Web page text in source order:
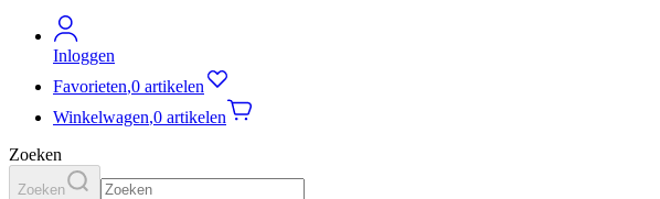
Inloggen
Favorieten,0 artikelen
Winkelwagen,0 artikelen
Zoeken
Zoeken